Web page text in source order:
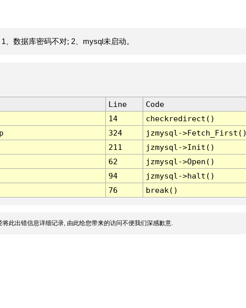
数据库密码不对; 2、mysql未启动。
Line
Code
14
checkredirect()
324
jzmysql-
211
jzmysql->Init()
62
jzmysql->Open()
94
jzmysql->halt()
76 break()
此出错信息详细记录, 由此给您带来的访问不便我们深感歉意.